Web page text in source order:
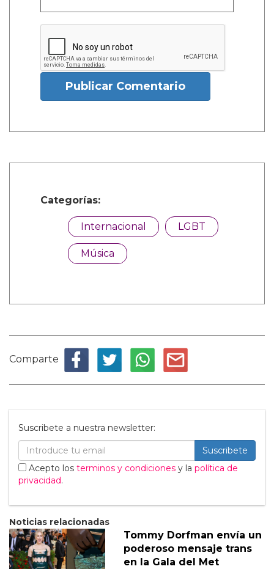
Publicar Comentario
Categorías:
Internacional LGBT
Música
Comparte
Suscribete a nuestra newsletter:
Suscribete
Acepto los terminos y condiciones y la política de
privacidad.
Noticias relacionadas
Tommy Dorfman envía un
poderoso mensaje trans
en la Gala del Met